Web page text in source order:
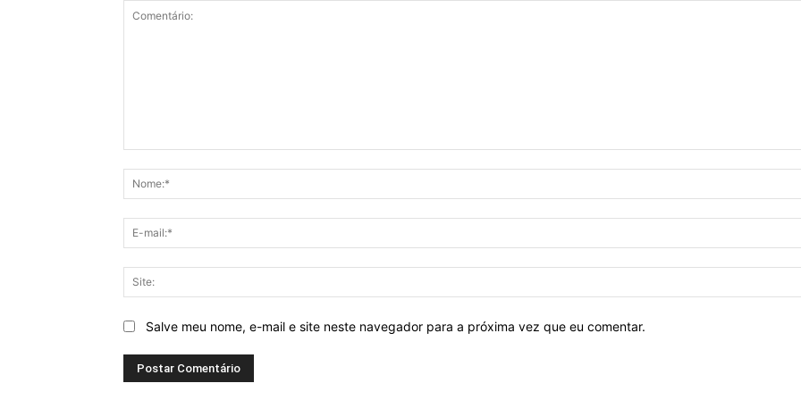
Salve meu nome, e-mail e site neste navegador para a próxima vez que eu comentar.